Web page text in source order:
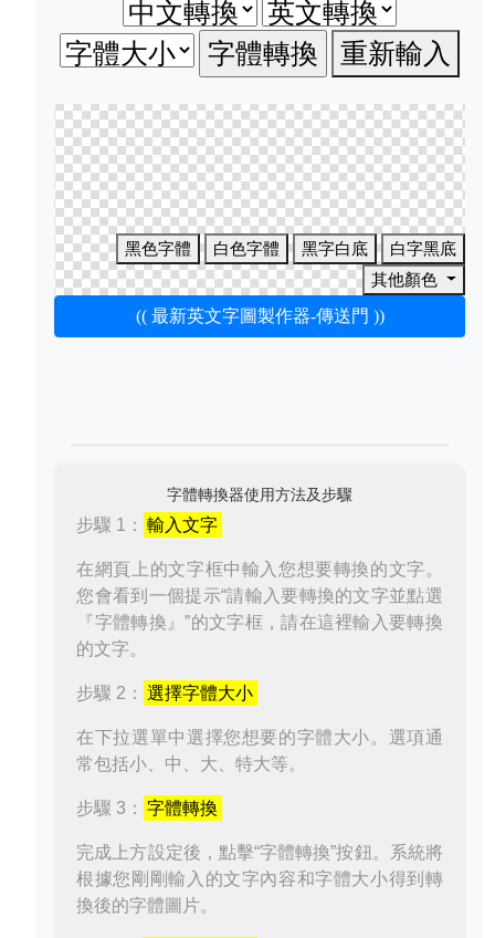
重新輸入
黑色字體 白色字體 黑字白底
白字黑底
其他顏色
(( 最新英文字圖製作器-傳送門 ))
字體轉換器使用方法及步驟
步驟 1： 輸入文字
在網頁上的文字框中輸入您想要轉換的文字。
您會看到一個提示“請輸入要轉換的文字並點選
『字體轉換』”的文字框，請在這裡輸入要轉換
的文字。
步驟 2： 選擇字體大小
在下拉選單中選擇您想要的字體大小。選項通
常包括小、中、大、特大等。
步驟 3： 字體轉換
完成上方設定後，點擊“字體轉換”按鈕。系統將
根據您剛剛輸入的文字內容和字體大小得到轉
換後的字體圖片。